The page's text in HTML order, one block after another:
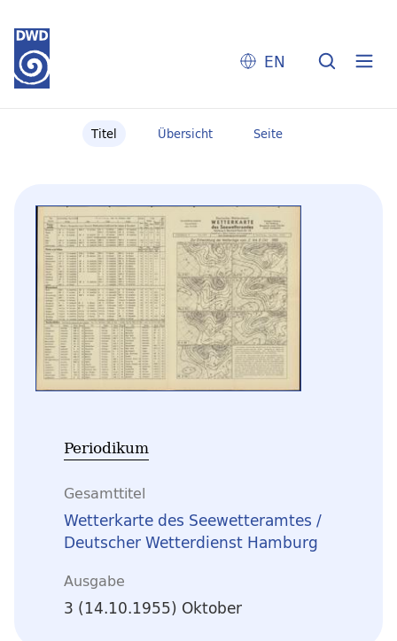
EN
Titel Übersicht Seite
Periodikum
Gesamttitel
Wetterkarte des Seewetteramtes /
Deutscher Wetterdienst Hamburg
Ausgabe
3 (14.10.1955) Oktober